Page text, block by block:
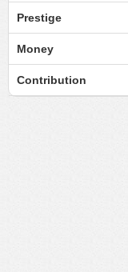
Prestige
Money
Contribution